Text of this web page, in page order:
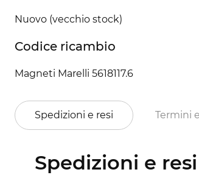
Nuovo (vecchio stock)
Codice ricambio
Magneti Marelli 5618117.6
Spedizioni e resi Termini
Spedizioni e resi